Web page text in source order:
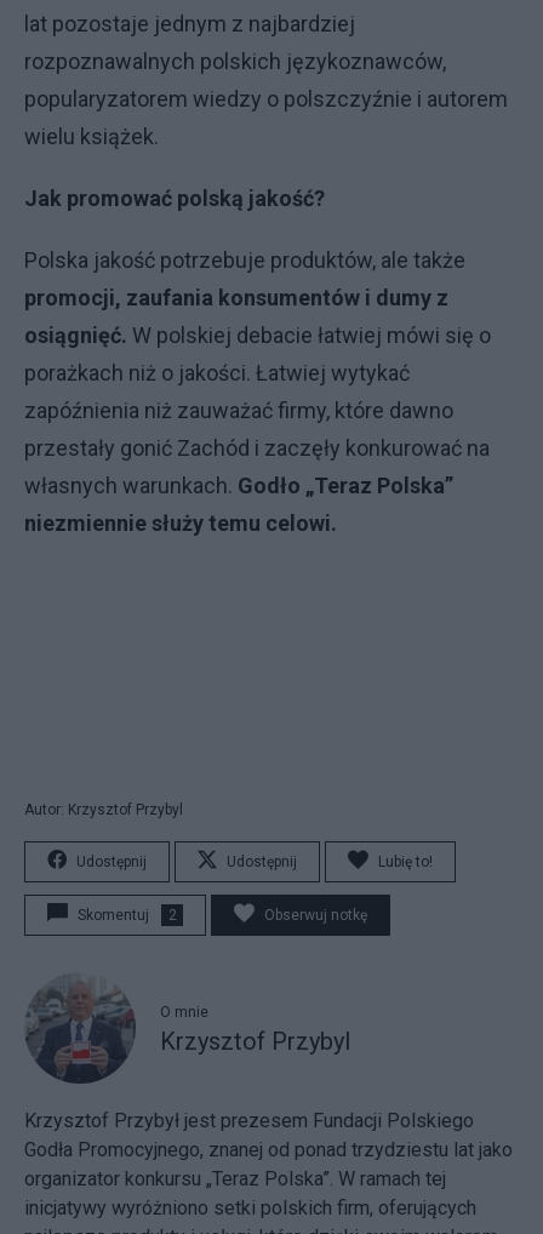
lat pozostaje jednym z najbardziej
rozpoznawalnych polskich językoznawców,
popularyzatorem wiedzy o polszczyźnie i autorem
wielu książek.
Jak promować polską jakość?
Polska jakość potrzebuje produktów, ale także
promocji, zaufania konsumentów i dumy z
osiągnięć. W polskiej debacie łatwiej mówi się o
porażkach niż o jakości. Łatwiej wytykać
zapóźnienia niż zauważać firmy, które dawno
przestały gonić Zachód i zaczęły konkurować na
własnych warunkach. Godło „Teraz Polska”
niezmiennie służy temu celowi.
Autor: Krzysztof Przybyl
Udostępnij Udostępnij Lubię to!
Skomentuj 2 Obserwuj notkę
O mnie
Krzysztof Przybyl
Krzysztof Przybył jest prezesem Fundacji Polskiego
Godła Promocyjnego, znanej od ponad trzydziestu lat jako
organizator konkursu „Teraz Polska”. W ramach tej
inicjatywy wyróżniono setki polskich firm, oferujących